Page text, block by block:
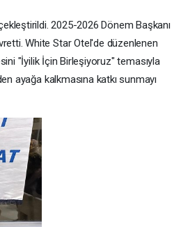
2025-2026 Dönem Başkanı
White Star Otel'de düzenlenen
"İyilik İçin Birleşiyoruz" temasıyla
ayağa kalkmasına katkı sunmayı